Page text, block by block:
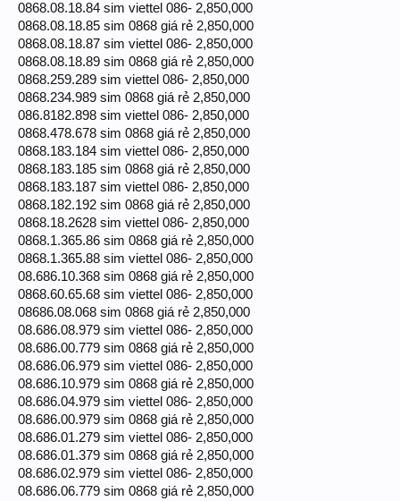
0868.08.18.84 sim viettel 086- 2,850,000
0868.08.18.85 sim 0868 giá rẻ 2,850,000
0868.08.18.87 sim viettel 086- 2,850,000
0868.08.18.89 sim 0868 giá rẻ 2,850,000
0868.259.289 sim viettel 086- 2,850,000
0868.234.989 sim 0868 giá rẻ 2,850,000
086.8182.898 sim viettel 086- 2,850,000
0868.478.678 sim 0868 giá rẻ 2,850,000
0868.183.184 sim viettel 086- 2,850,000
0868.183.185 sim 0868 giá rẻ 2,850,000
0868.183.187 sim viettel 086- 2,850,000
0868.182.192 sim 0868 giá rẻ 2,850,000
0868.18.2628 sim viettel 086- 2,850,000
0868.1.365.86 sim 0868 giá rẻ 2,850,000
0868.1.365.88 sim viettel 086- 2,850,000
08.686.10.368 sim 0868 giá rẻ 2,850,000
0868.60.65.68 sim viettel 086- 2,850,000
08686.08.068 sim 0868 giá rẻ 2,850,000
08.686.08.979 sim viettel 086- 2,850,000
08.686.00.779 sim 0868 giá rẻ 2,850,000
08.686.06.979 sim viettel 086- 2,850,000
08.686.10.979 sim 0868 giá rẻ 2,850,000
08.686.04.979 sim viettel 086- 2,850,000
08.686.00.979 sim 0868 giá rẻ 2,850,000
08.686.01.279 sim viettel 086- 2,850,000
08.686.01.379 sim 0868 giá rẻ 2,850,000
08.686.02.979 sim viettel 086- 2,850,000
08.686.06.779 sim 0868 giá rẻ 2,850,000